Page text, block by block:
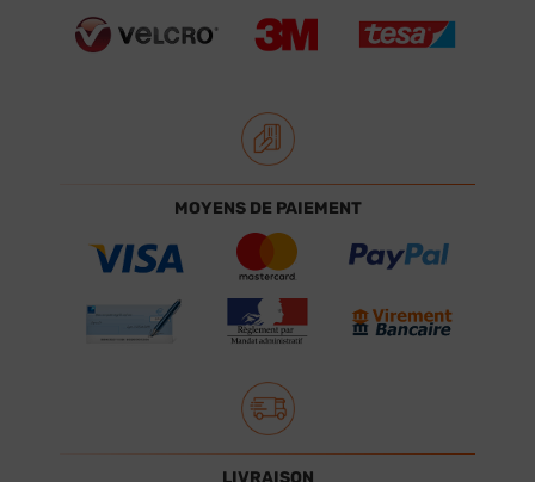
MOYENS DE PAIEMENT
LIVRAISON